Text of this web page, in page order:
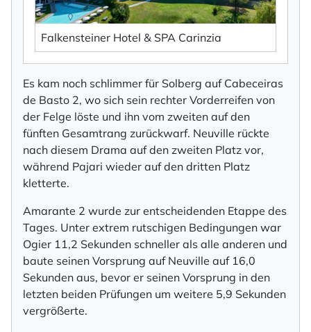
Falkensteiner Hotel & SPA Carinzia
Es kam noch schlimmer für Solberg auf Cabeceiras
de Basto 2, wo sich sein rechter Vorderreifen von
der Felge löste und ihn vom zweiten auf den
fünften Gesamtrang zurückwarf. Neuville rückte
nach diesem Drama auf den zweiten Platz vor,
während Pajari wieder auf den dritten Platz
kletterte.
Amarante 2 wurde zur entscheidenden Etappe des
Tages. Unter extrem rutschigen Bedingungen war
Ogier 11,2 Sekunden schneller als alle anderen und
baute seinen Vorsprung auf Neuville auf 16,0
Sekunden aus, bevor er seinen Vorsprung in den
letzten beiden Prüfungen um weitere 5,9 Sekunden
vergrößerte.